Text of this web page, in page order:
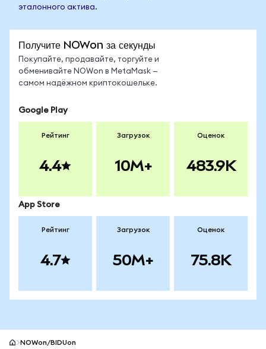
эталонного актива.
Получите NOWon за секунды
Покупайте, продавайте, торгуйте и
обменивайте NOWon в MetaMask —
самом надёжном криптокошельке.
Google Play
Рейтинг
4.4
Загрузок
10M+
Оценок
483.9K
App Store
Рейтинг
4.7
Загрузок
50M+
Оценок
75.8K
NOWon/BIDUon